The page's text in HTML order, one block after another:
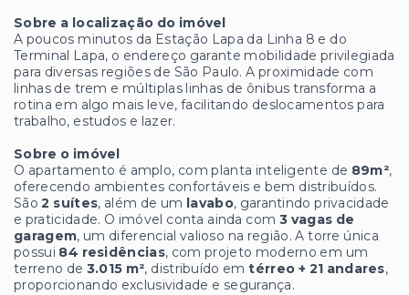
Sobre a localização do imóvel
A poucos minutos da Estação Lapa da Linha 8 e do
Terminal Lapa, o endereço garante mobilidade privilegiada
para diversas regiões de São Paulo. A proximidade com
linhas de trem e múltiplas linhas de ônibus transforma a
rotina em algo mais leve, facilitando deslocamentos para
trabalho, estudos e lazer.
Sobre o imóvel
O apartamento é amplo, com planta inteligente de 89m²,
oferecendo ambientes confortáveis e bem distribuídos.
São2 suítes, além de um lavabo, garantindo privacidade
e praticidade. O imóvel conta ainda com 3 vagas de
garagem, um diferencial valioso na região. A torre única
possui 84 residências, com projeto moderno em um
terreno de 3.015 m², distribuído emtérreo + 21 andares,
proporcionando exclusividade e segurança.